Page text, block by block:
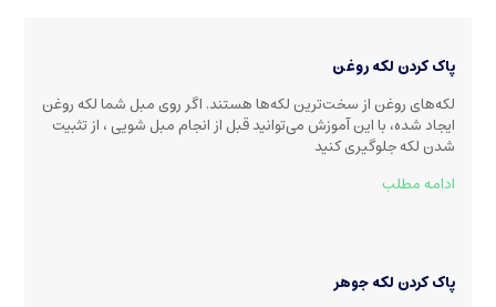
پاک کردن لکه روغن
لکه‌های روغن از سخت‌ترین لکه‌ها هستند. اگر روی مبل شما لکه روغن
ایجاد شده، با این آموزش می‌توانید قبل از انجام مبل شویی ، از تثبیت
شدن لکه جلوگیری کنید
ادامه مطلب
پاک کردن لکه جوهر